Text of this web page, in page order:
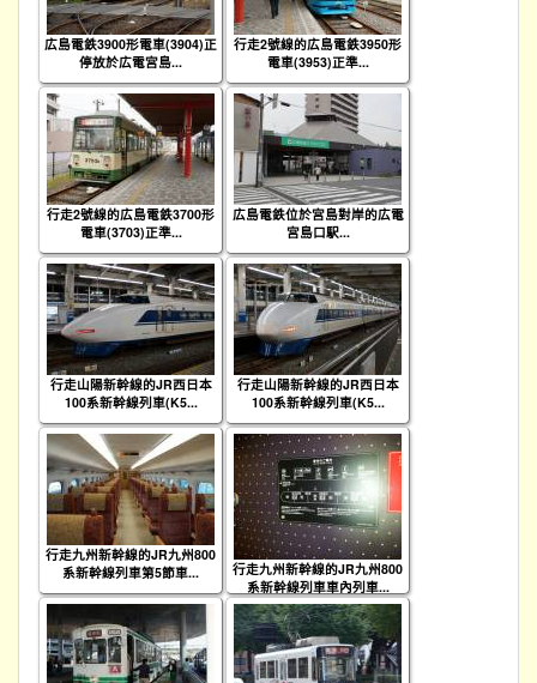
広島電鉄3900形電車(3904)正
停放於広電宮島...
行走2號線的広島電鉄3950形
電車(3953)正準...
行走2號線的広島電鉄3700形
電車(3703)正準...
広島電鉄位於宮島對岸的広電
宮島口駅...
行走山陽新幹線的JR西日本
100系新幹線列車(K5...
行走山陽新幹線的JR西日本
100系新幹線列車(K5...
行走九州新幹線的JR九州800
系新幹線列車第5節車...
行走九州新幹線的JR九州800
系新幹線列車車內列車...